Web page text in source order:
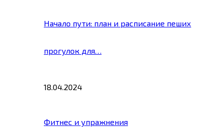
Начало пути: план и расписание пеших
прогулок для…
18.04.2024
Фитнес и упражнения